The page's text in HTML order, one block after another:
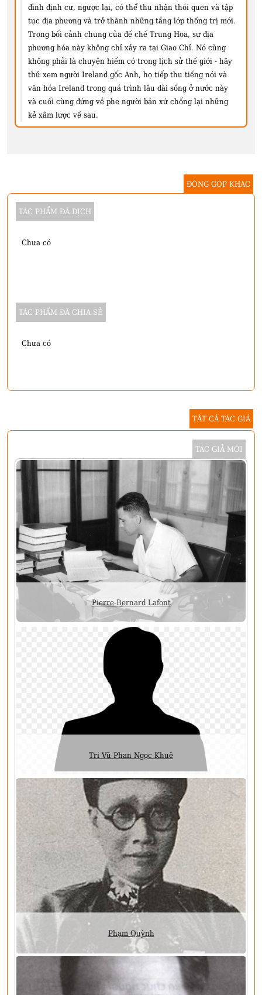
đình định cư, ngược lại, có thể thu nhận thói quen và tập
tục địa phương và trở thành những tầng lớp thống trị mới.
Trong bối cảnh chung của đế chế Trung Hoa, sự địa
phương hóa này không chỉ xảy ra tại Giao Chỉ. Nó cũng
không phải là chuyện hiếm có trong lịch sử thế giới - hãy
thử xem người Ireland gốc Anh, họ tiếp thu tiếng nói và
văn hóa Ireland trong quá trình lâu dài sống ở nước này
và cuối cùng đứng về phe người bản xứ chống lại những
kẻ xâm lược về sau.
ĐÓNG GÓP KHÁC
TÁC PHẨM ĐÃ DỊCH
Chưa có
TÁC PHẨM ĐÃ CHIA SẺ
Chưa có
TẤT CẢ TÁC GIẢ
TÁC GIẢ MỚI
Pierre-Bernard Lafont
Tri Vũ Phan Ngọc Khuê
Phạm Quỳnh